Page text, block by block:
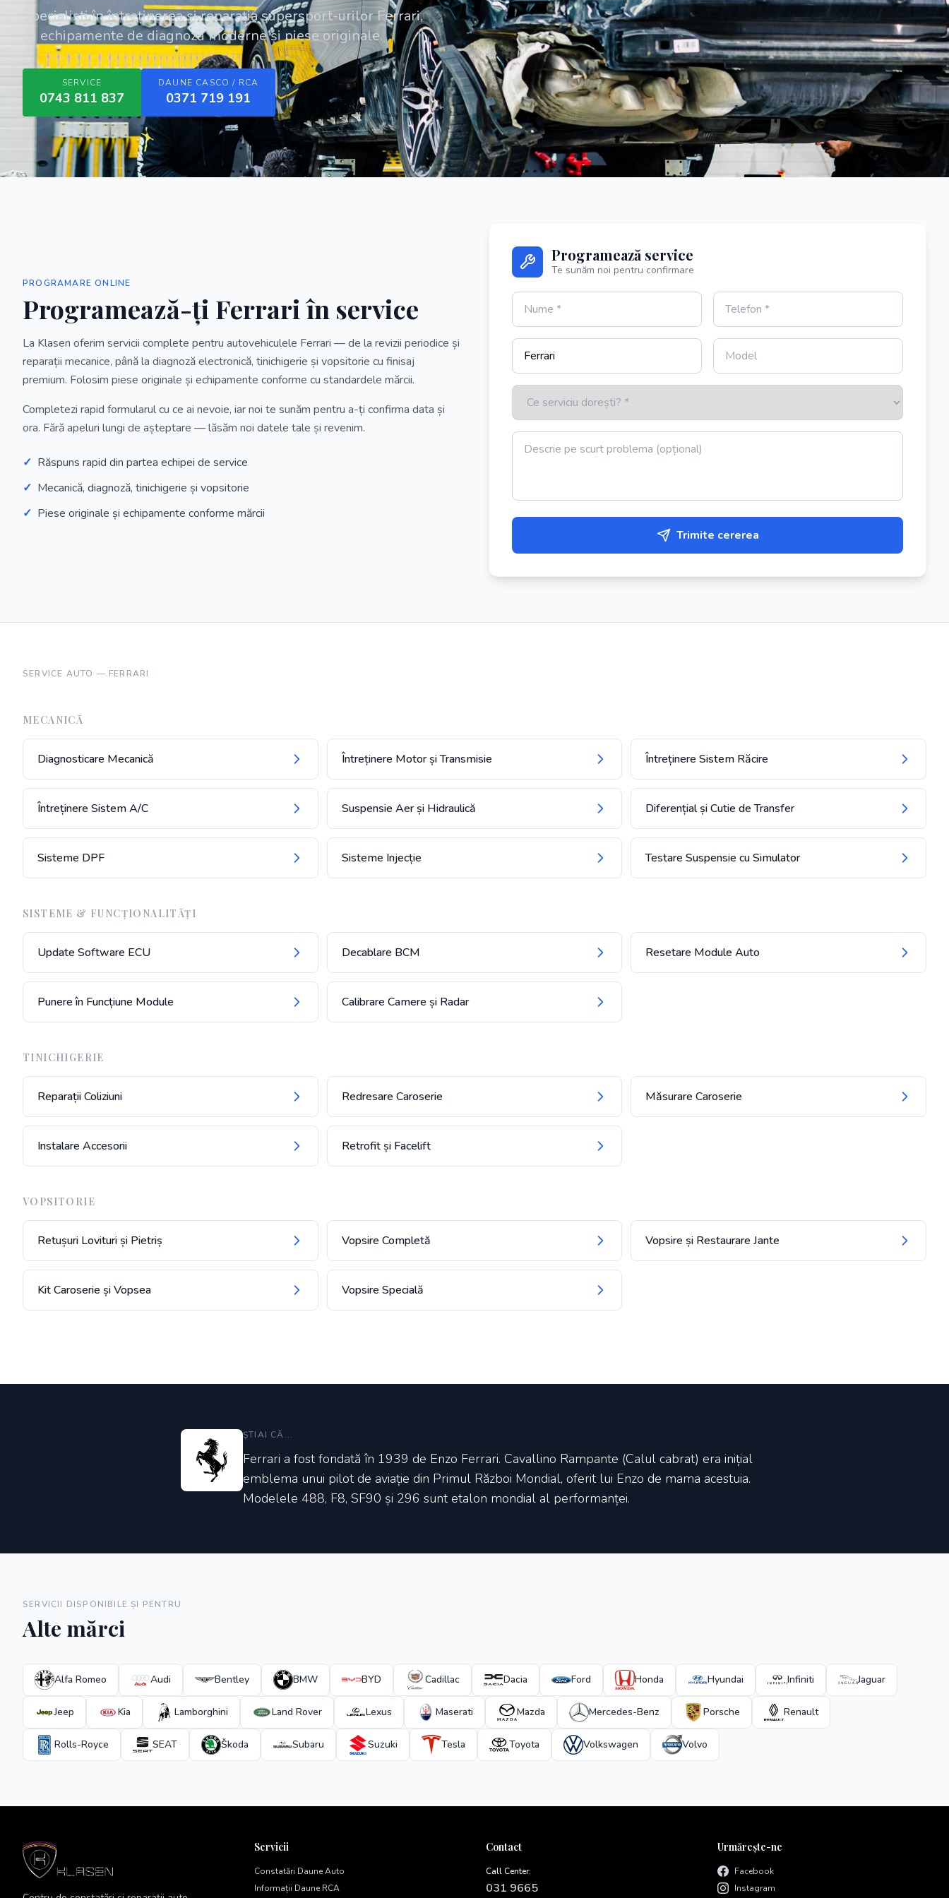
Specialiști în întreținerea și reparația supersport-urilor Ferrari,
cu echipamente de diagnoză moderne și piese originale.
SERVICE
0743 811 837
DAUNE CASCO / RCA
0371 719 191
PROGRAMARE ONLINE
Programează-ți Ferrari în service
La Klasen oferim servicii complete pentru autovehiculele Ferrari — de la revizii periodice și
reparații mecanice, până la diagnoză electronică, tinichigerie și vopsitorie cu finisaj
premium. Folosim piese originale și echipamente conforme cu standardele mărcii.
Completezi rapid formularul cu ce ai nevoie, iar noi te sunăm pentru a-ți confirma data și
ora. Fără apeluri lungi de așteptare — lăsăm noi datele tale și revenim.
✓ Răspuns rapid din partea echipei de service
✓ Mecanică, diagnoză, tinichigerie și vopsitorie
✓ Piese originale și echipamente conforme mărcii
Programează service
Te sunăm noi pentru confirmare
Trimite cererea
SERVICE AUTO — FERRARI
MECANICĂ
Diagnosticare Mecanică Întreținere Motor și Transmisie Întreținere Sistem Răcire
Întreținere Sistem A/C Suspensie Aer și Hidraulică Diferențial și Cutie de Transfer
Sisteme DPF Sisteme Injecție Testare Suspensie cu Simulator
SISTEME & FUNCȚIONALITĂȚI
Update Software ECU Decablare BCM Resetare Module Auto
Punere în Funcțiune Module Calibrare Camere și Radar
TINICHIGERIE
Reparații Coliziuni Redresare Caroserie Măsurare Caroserie
Instalare Accesorii Retrofit și Facelift
VOPSITORIE
Retușuri Lovituri și Pietriș Vopsire Completă Vopsire și Restaurare Jante
Kit Caroserie și Vopsea Vopsire Specială
ȘTIAI CĂ...
Ferrari a fost fondată în 1939 de Enzo Ferrari. Cavallino Rampante (Calul cabrat) era inițial
emblema unui pilot de aviație din Primul Război Mondial, oferit lui Enzo de mama acestuia.
Modelele 488, F8, SF90 și 296 sunt etalon mondial al performanței.
SERVICII DISPONIBILE ȘI PENTRU
Alte mărci
Alfa Romeo Audi Bentley BMW BYD Cadillac Dacia Ford Honda Hyundai Infiniti Jaguar
Jeep Kia Lamborghini Land Rover Lexus Maserati Mazda Mercedes-Benz Porsche Renault
Rolls-Royce SEAT Škoda Subaru Suzuki Tesla Toyota Volkswagen Volvo
Servicii
Constatări Daune Auto
Informații Daune RCA
Contact
Call Center:
031 9665
Urmărește-ne
Facebook
Instagram